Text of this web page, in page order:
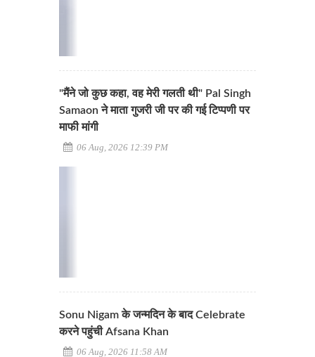
"मैंने जो कुछ कहा, वह मेरी गलती थी" Pal Singh
Samaon ने माता गुजरी जी पर की गई टिप्पणी पर
माफी मांगी
06 Aug, 2026 12:39 PM
Sonu Nigam के जन्मदिन के बाद Celebrate
करने पहुंची Afsana Khan
06 Aug, 2026 11:58 AM